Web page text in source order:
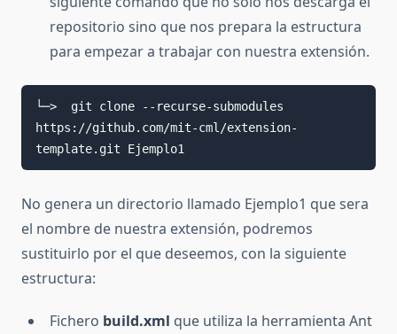
repositorio sino que nos prepara la estructura
para empezar a trabajar con nuestra extensión.
└─>  git clone --recurse-submodules
https://github.com/mit-cml/extension-
template.git Ejemplo1
No genera un directorio llamado Ejemplo1 que sera
el nombre de nuestra extensión, podremos
sustituirlo por el que deseemos, con la siguiente
estructura:
Fichero build.xml que utiliza la herramienta Ant